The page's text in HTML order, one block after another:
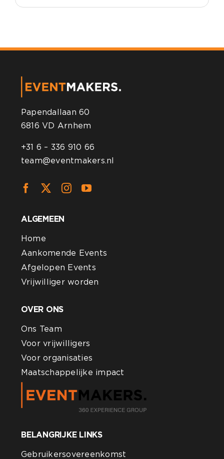
Papendallaan 60
6816 VD Arnhem
+31 6 – 336 910 66
team@eventmakers.nl
ALGEMEEN
Home
Aankomende Events
Afgelopen Events
Vrijwilliger worden
OVER ONS
Ons Team
Voor vrijwilligers
Voor organisaties
Maatschappelijke impact
BELANGRIJKE LINKS
Gebruikersovereenkomst